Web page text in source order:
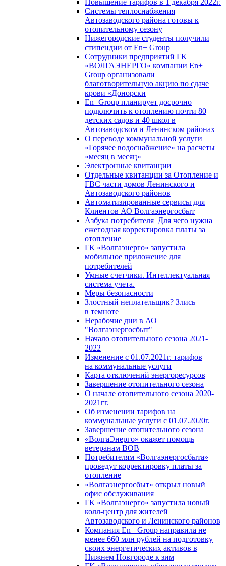
Повышение тарифов в 1 декабря 2022г.
Системы теплоснабжения
Автозаводского района готовы к
отопительному сезону
Нижегородские студенты получили
стипендии от En+ Group
Сотрудники предприятий ГК
«ВОЛГАЭНЕРГО» компании En+
Group организовали
благотворительную акцию по сдаче
крови «Донорски
En+Group планирует досрочно
подключить к отоплению почти 80
детских садов и 40 школ в
Автозаводском и Ленинском районах
О переводе коммунальной услуги
«Горячее водоснабжение» на расчеты
«месяц в месяц»
Электронные квитанции
Отдельные квитанции за Отопление и
ГВС части домов Ленинского и
Автозаводского районов
Автоматизированные сервисы для
Клиентов АО Волгаэнергосбыт
Азбука потребителя_Для чего нужна
ежегодная корректировка платы за
отопление
ГК «Волгаэнерго» запустила
мобильное приложение для
потребителей
Умные счетчики. Интеллектуальная
система учета.
Меры безопасности
Злостный неплательщик? Злись
в темноте
Нерабочие дни в АО
"Волгаэнергосбыт"
Начало отопительного сезона 2021-
2022
Изменение с 01.07.2021г. тарифов
на коммунальные услуги
Карта отключений энергоресурсов
Завершение отопительного сезона
О начале отопительного сезона 2020-
2021гг.
Об изменении тарифов на
коммунальные услуги с 01.07.2020г.
Завершение отопительного сезона
«ВолгаЭнерго» окажет помощь
ветеранам ВОВ
Потребителям «Волгаэнергосбыта»
проведут корректировку платы за
отопление
«Волгаэнергосбыт» открыл новый
офис обслуживания
ГК «Волгаэнерго» запустила новый
колл-центр для жителей
Автозаводского и Ленинского районов
Компания En+ Group направила не
менее 660 млн рублей на подготовку
своих энергетических активов в
Нижнем Новгороде к зим